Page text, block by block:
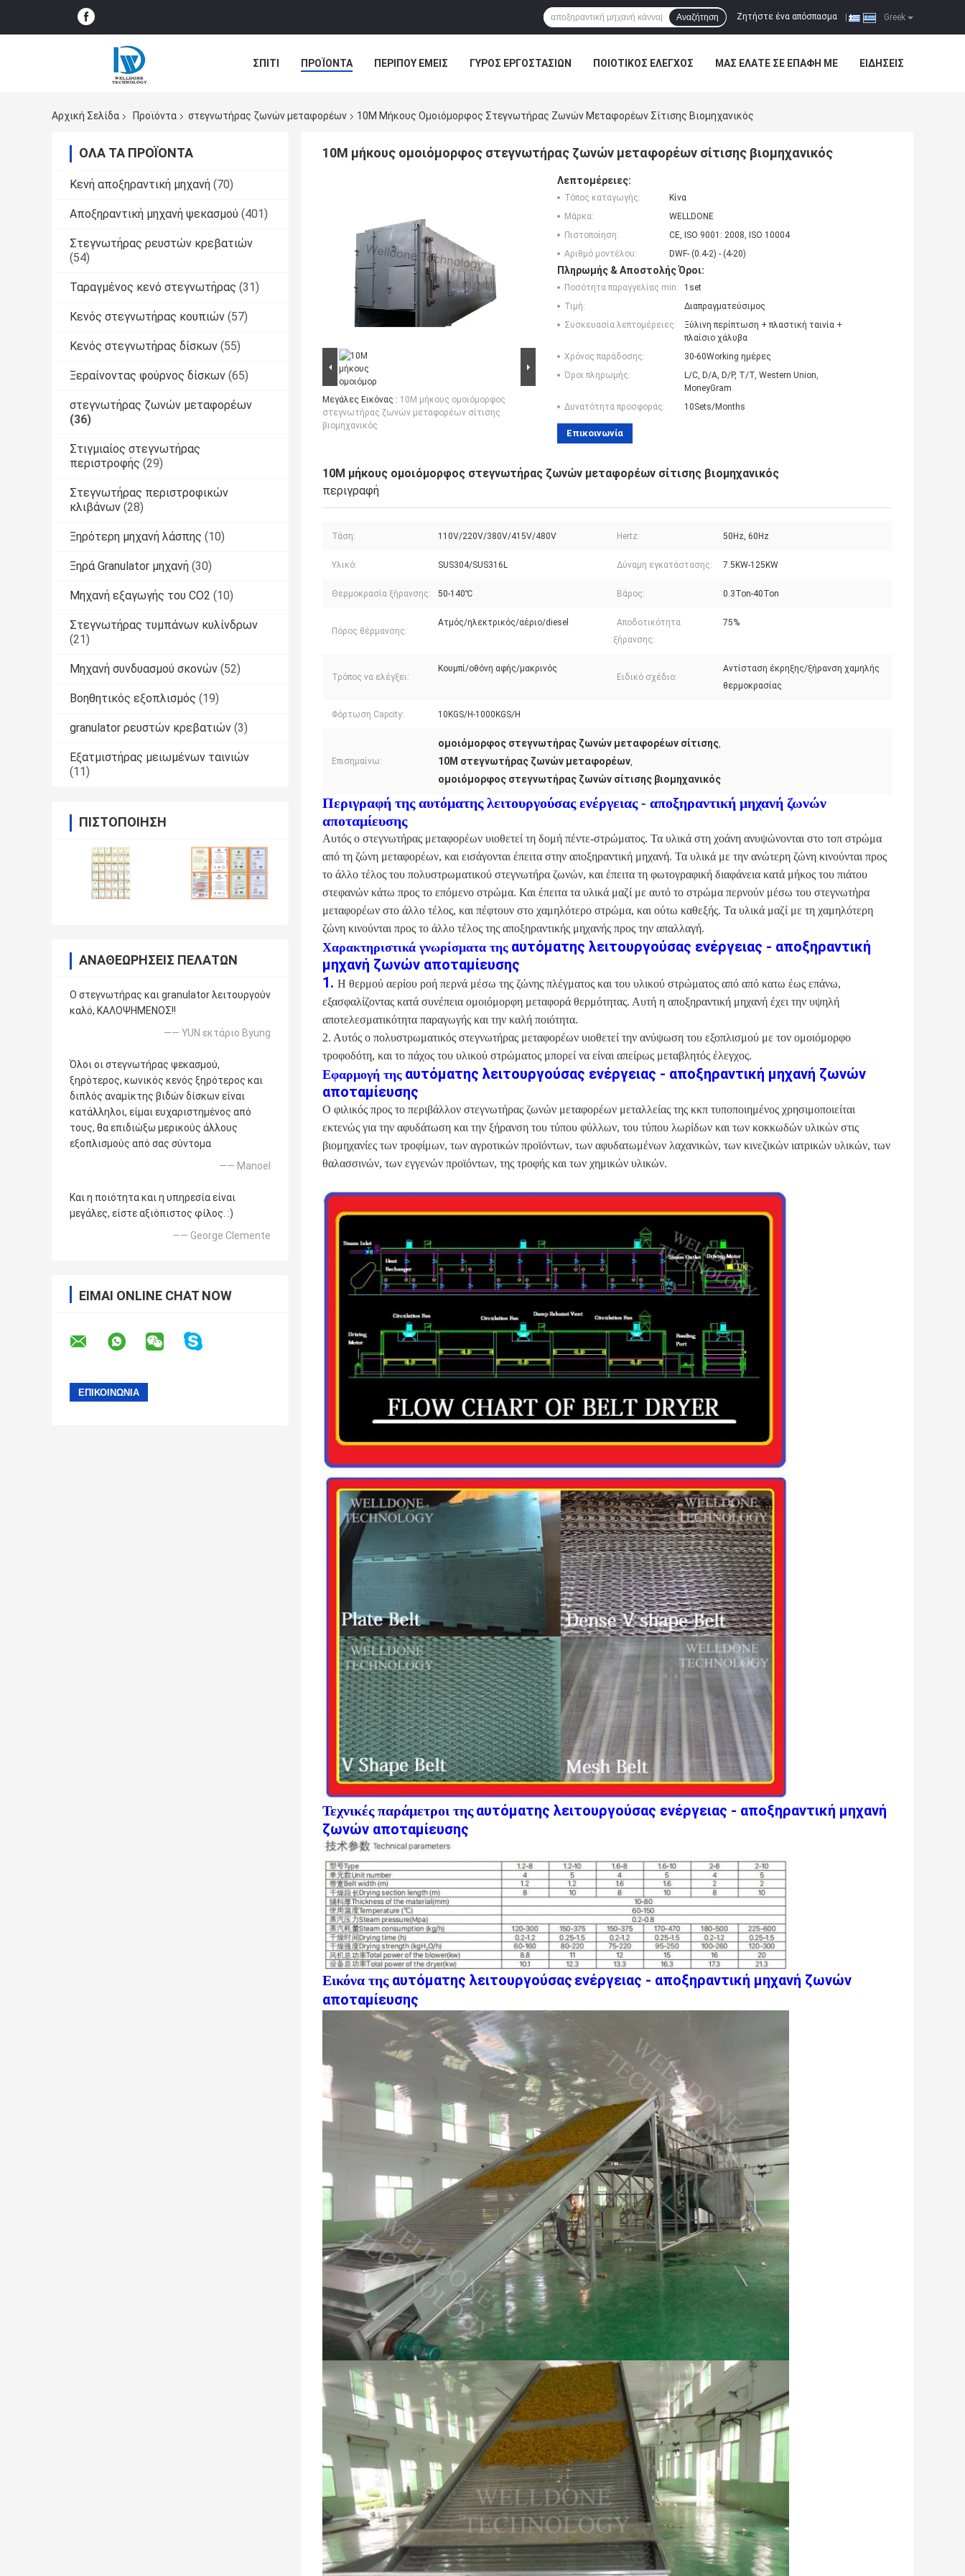
Greek
Ζητήστε ένα απόσπασμα
Αναζήτηση
ΣΠΊΤΙ ΠΡΟΪΌΝΤΑ ΠΕΡΊΠΟΥ ΕΜΕΊΣ ΓΎΡΟΣ ΕΡΓΟΣΤΑΣΊΩΝ ΠΟΙΟΤΙΚΌΣ ΈΛΕΓΧΟΣ ΜΑΣ ΕΛΆΤΕ ΣΕ ΕΠΑΦΉ ΜΕ ΕΙΔΉΣΕΙΣ
Αρχική Σελίδα
Προϊόντα στεγνωτήρας ζωνών μεταφορέων 10M Μήκους Ομοιόμορφος Στεγνωτήρας Ζωνών Μεταφορέων Σίτισης Βιομηχανικός
ΌΛΑ ΤΑ ΠΡΟΪΌΝΤΑ
Κενή αποξηραντική μηχανή (70)
Αποξηραντική μηχανή ψεκασμού (401)
Στεγνωτήρας ρευστών κρεβατιών
(54)
Ταραγμένος κενό στεγνωτήρας (31)
Κενός στεγνωτήρας κουπιών (57)
Κενός στεγνωτήρας δίσκων (55)
Ξεραίνοντας φούρνος δίσκων (65)
στεγνωτήρας ζωνών μεταφορέων
(36)
Στιγμιαίος στεγνωτήρας
περιστροφής (29)
Στεγνωτήρας περιστροφικών
κλιβάνων (28)
Ξηρότερη μηχανή λάσπης (10)
Ξηρά Granulator μηχανή (30)
Μηχανή εξαγωγής του CO2 (10)
Στεγνωτήρας τυμπάνων κυλίνδρων
(21)
Μηχανή συνδυασμού σκονών (52)
Βοηθητικός εξοπλισμός (19)
granulator ρευστών κρεβατιών (3)
Εξατμιστήρας μειωμένων ταινιών
(11)
ΠΙΣΤΟΠΟΊΗΣΗ
ΑΝΑΘΕΩΡΉΣΕΙΣ ΠΕΛΑΤΏΝ
Ο στεγνωτήρας και granulator λειτουργούν
καλό, ΚΑΛΟΨΗΜΕΝΟΣ!!
—— YUN εκτάριο Byung
Όλοι οι στεγνωτήρας ψεκασμού,
ξηρότερος, κωνικός κενός ξηρότερος και
διπλός αναμίκτης βιδών δίσκων είναι
κατάλληλοι, είμαι ευχαριστημένος από
τους, θα επιδιώξω μερικούς άλλους
εξοπλισμούς από σας σύντομα
—— Manoel
Και η ποιότητα και η υπηρεσία είναι
μεγάλες, είστε αξιόπιστος φίλος. :)
—— George Clemente
ΕΊΜΑΙ ONLINE CHAT NOW
10M μήκους ομοιόμορφος στεγνωτήρας ζωνών μεταφορέων σίτισης βιομηχανικός
Μεγάλες Εικόνας : 10M μήκους ομοιόμορφος
στεγνωτήρας ζωνών μεταφορέων σίτισης
βιομηχανικός
Λεπτομέρειες:
Τόπος καταγωγής:
Κίνα
Μάρκα:
WELLDONE
Πιστοποίηση:
CE, ISO 9001: 2008, ISO 10004
Αριθμό μοντέλου:
DWF- (0.4-2) - (4-20)
Πληρωμής & Αποστολής Όροι:
Ποσότητα παραγγελίας min:
1set
Τιμή:
Διαπραγματεύσιμος
Συσκευασία λεπτομέρειες:
Ξύλινη περίπτωση + πλαστική ταινία +
πλαίσιο χάλυβα
Χρόνος παράδοσης:
30-60Working ημέρες
Όροι πληρωμής:
L/C, D/A, D/P, T/T, Western Union,
MoneyGram
Δυνατότητα προσφοράς:
10Sets/Months
Επικοινωνία
10M μήκους ομοιόμορφος στεγνωτήρας ζωνών μεταφορέων σίτισης βιομηχανικός
περιγραφή
Τάση: 110V/220V/380V/415V/480V Hertz: 50Hz, 60Hz
Υλικό: SUS304/SUS316L Δύναμη εγκατάστασης: 7.5KW-125KW
Θερμοκρασία ξήρανσης: 50-140℃ Βάρος: 0.3Ton-40Ton
Πόρος θέρμανσης:
Ατμός/ηλεκτρικός/αέριο/diesel
Αποδοτικότητα
ξήρανσης:
75%
Τρόπος να ελέγξει:
Κουμπί/οθόνη αφής/μακρινός
Ειδικό σχέδιο:
Αντίσταση έκρηξης/ξήρανση χαμηλής
θερμοκρασίας
Φόρτωση Capcity: 10KGS/H-1000KGS/H
Επισημαίνω:
ομοιόμορφος στεγνωτήρας ζωνών μεταφορέων σίτισης,
10M στεγνωτήρας ζωνών μεταφορέων,
ομοιόμορφος στεγνωτήρας ζωνών σίτισης βιομηχανικός
Περιγραφή της αυτόματης λειτουργούσας ενέργειας - αποξηραντική μηχανή ζωνών
αποταμίευσης
Αυτός ο στεγνωτήρας μεταφορέων υιοθετεί τη δομή πέντε-στρώματος. Τα υλικά στη χοάνη ανυψώνονται στο τοπ στρώμα
από τη ζώνη μεταφορέων, και εισάγονται έπειτα στην αποξηραντική μηχανή. Τα υλικά με την ανώτερη ζώνη κινούνται προς
το άλλο τέλος του πολυστρωματικού στεγνωτήρα ζωνών, και έπειτα τη φωτογραφική διαφάνεια κατά μήκος του πιάτου
στεφανών κάτω προς το επόμενο στρώμα. Και έπειτα τα υλικά μαζί με αυτό το στρώμα περνούν μέσω του στεγνωτήρα
μεταφορέων στο άλλο τέλος, και πέφτουν στο χαμηλότερο στρώμα, και ούτω καθεξής. Τα υλικά μαζί με τη χαμηλότερη
ζώνη κινούνται προς το άλλο τέλος της αποξηραντικής μηχανής προς την απαλλαγή.
Χαρακτηριστικά γνωρίσματα της αυτόματης λειτουργούσας ενέργειας - αποξηραντική
μηχανή ζωνών αποταμίευσης
1. Η θερμού αερίου ροή περνά μέσω της ζώνης πλέγματος και του υλικού στρώματος από από κατω έως επάνω,
εξασφαλίζοντας κατά συνέπεια ομοιόμορφη μεταφορά θερμότητας. Αυτή η αποξηραντική μηχανή έχει την υψηλή
αποτελεσματικότητα παραγωγής και την καλή ποιότητα.
2. Αυτός ο πολυστρωματικός στεγνωτήρας μεταφορέων υιοθετεί την ανύψωση του εξοπλισμού με τον ομοιόμορφο
τροφοδότη, και το πάχος του υλικού στρώματος μπορεί να είναι απείρως μεταβλητός έλεγχος.
Εφαρμογή της αυτόματης λειτουργούσας ενέργειας - αποξηραντική μηχανή ζωνών
αποταμίευσης
Ο φιλικός προς το περιβάλλον στεγνωτήρας ζωνών μεταφορέων μεταλλείας της κκπ τυποποιημένος χρησιμοποιείται
εκτενώς για την αφυδάτωση και την ξήρανση του τύπου φύλλων, του τύπου λωρίδων και των κοκκωδών υλικών στις
βιομηχανίες των τροφίμων, των αγροτικών προϊόντων, των αφυδατωμένων λαχανικών, των κινεζικών ιατρικών υλικών, των
θαλασσινών, των εγγενών προϊόντων, της τροφής και των χημικών υλικών.
Τεχνικές παράμετροι της αυτόματης λειτουργούσας ενέργειας - αποξηραντική μηχανή
ζωνών αποταμίευσης
Εικόνα της αυτόματης λειτουργούσας ενέργειας - αποξηραντική μηχανή ζωνών
αποταμίευσης